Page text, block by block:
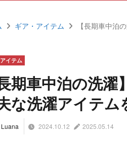
ギア・アイテム 【長期車中泊
イテム
長期車中泊の洗
な洗濯アイテム
Luana 2024.10.12 2025.05.14